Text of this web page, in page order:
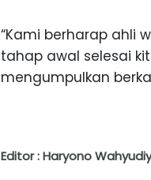
“Kami berharap ahli
tahap awal selesai
mengumpulkan
Editor : Haryono